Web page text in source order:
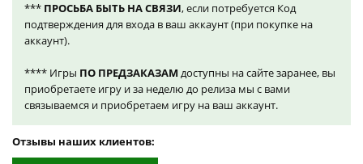
*** ПРОСЬБА БЫТЬ НА СВЯЗИ, если потребуется Код
подтверждения для входа в ваш аккаунт (при покупке на
аккаунт).
**** Игры ПО ПРЕДЗАКАЗАМ доступны на сайте заранее, вы
приобретаете игру и за неделю до релиза мы с вами
связываемся и приобретаем игру на ваш аккаунт.
Отзывы наших клиентов: